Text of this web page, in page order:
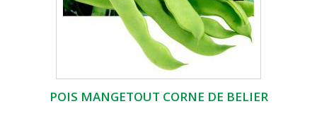
POIS MANGETOUT CORNE DE BELIER